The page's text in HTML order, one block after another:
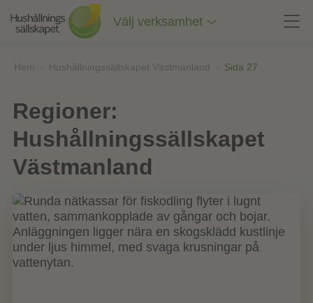
innehåll
Välj verksamhet
Hem Hushållningssällskapet Västmanland Sida 27
Regioner:
Hushållningssällskapet
Västmanland